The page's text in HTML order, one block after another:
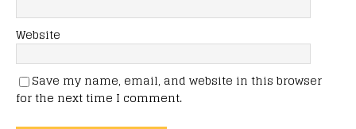
Website
Save my name, email, and website in this browser
for the next time I comment.